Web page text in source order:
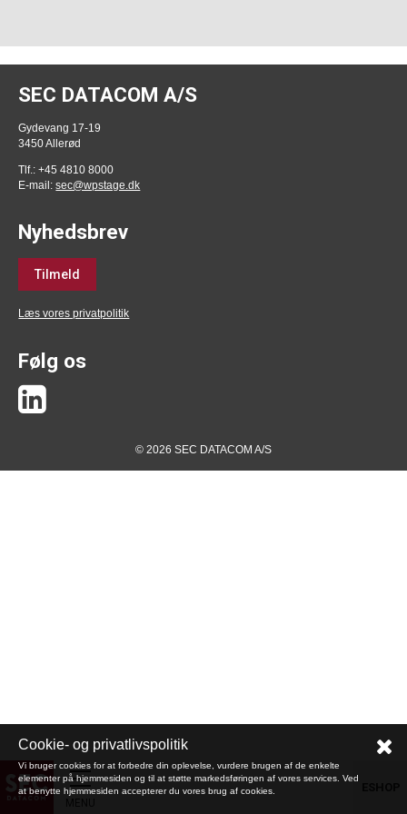
SEC DATACOM A/S
Gydevang 17-19
3450 Allerød
Tlf.: +45 4810 8000
E-mail:sec@wpstage.dk
Nyhedsbrev
Tilmeld
Læs vores privatpolitik
Følg os
© 2026 SEC DATACOM A/S
Cookie- og privatlivspolitik
Vi bruger cookies for at forbedre din oplevelse, vurdere brugen af de enkelte
elementer på hjemmesiden og til at støtte markedsføringen af vores services. Ved
at benytte hjemmesiden accepterer du vores brug af cookies.